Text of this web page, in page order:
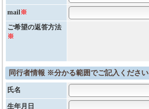
mail ※
ご希望の返答方法
※
同行者情報 ※分かる範囲でご記入ください
氏名
生年月日